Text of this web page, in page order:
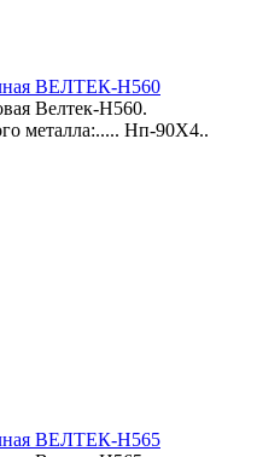
ВЕЛТЕК-Н560
Велтек-Н560.
металла:..... Нп-90Х4..
ВЕЛТЕК-Н565